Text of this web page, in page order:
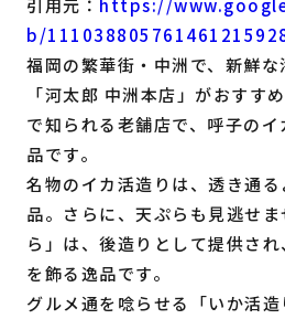
b/
福岡の繁華街・中洲で、新鮮
「河太郎 中洲本店」がおすす
で知られる老舗店で、呼子の
品です。
名物のイカ活造りは、透き通
品。さらに、天ぷらも見逃せ
ら」は、後造りとして提供さ
を飾る逸品です。
グルメ通を唸らせる「いか活